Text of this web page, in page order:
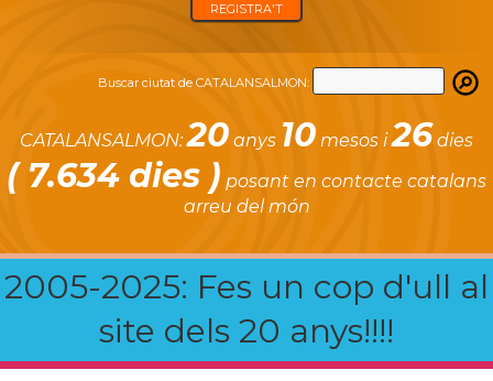
REGISTRA'T
Buscar ciutat de CATALANSALMON:
CATALANSALMON:20 anys 10 mesos i26 dies
( 7.634 dies ) posant en contacte catalans
arreu del món
2005-2025: Fes un cop d'ull al
site dels 20 anys!!!!